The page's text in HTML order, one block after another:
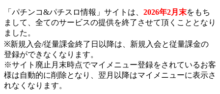
「パチンコ&パチスロ情報」サイトは、 2026年2月末をもち
まして、全てのサービスの提供を終了させて頂くこととなり
ました。
※新規入会/従量課金終了日以降は、新規入会と従量課金の
登録ができなくなります。
※サイト廃止月末時点でマイメニュー登録をされているお客
様は自動的に削除となり、翌月以降はマイメニューに表示さ
れなくなります。